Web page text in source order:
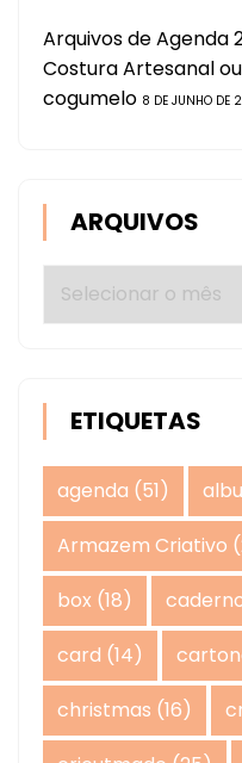
Arquivos de Agenda
Costura Artesanal
cogumelo 8 DE JUNHO DE
ARQUIVOS
Arquivos
ETIQUETAS
agenda (51)
Armazem Criativo
box (18)
card (14)
christmas (16)